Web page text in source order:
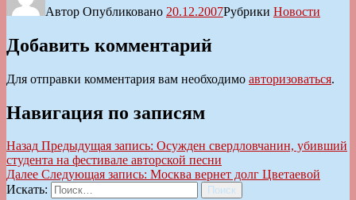
Автор Опубликовано 20.12.2007Рубрики Новости
Добавить комментарий
Для отправки комментария вам необходимо авторизоваться.
Навигация по записям
Назад Предыдущая запись: Осужден свердловчанин, убивший
студента на фестивале авторской песни
Далее Следующая запись: Москва вернет долг Цветаевой
Искать:
Поиск